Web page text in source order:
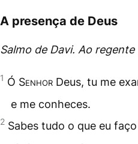
A presença de Deus
Salmo de Davi. Ao
1 Ó Senhor Deus, tu me
e me conheces.
2 Sabes tudo o que eu faço